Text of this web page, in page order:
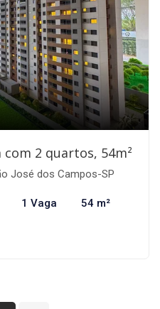
2 quartos, 54m²
José dos Campos-SP
1 Vaga 54 m²